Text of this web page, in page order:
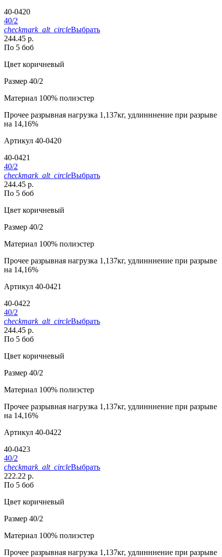
40-0420
40/2
checkmark_alt_circleВыбрать
244.45 р.
По 5 боб
Цвет коричневый
Размер 40/2
Материал 100% полиэстер
Прочее разрывная нагрузка 1,137кг, удлинннение при разрыве
на 14,16%
Артикул 40-0420
40-0421
40/2
checkmark_alt_circleВыбрать
244.45 р.
По 5 боб
Цвет коричневый
Размер 40/2
Материал 100% полиэстер
Прочее разрывная нагрузка 1,137кг, удлинннение при разрыве
на 14,16%
Артикул 40-0421
40-0422
40/2
checkmark_alt_circleВыбрать
244.45 р.
По 5 боб
Цвет коричневый
Размер 40/2
Материал 100% полиэстер
Прочее разрывная нагрузка 1,137кг, удлинннение при разрыве
на 14,16%
Артикул 40-0422
40-0423
40/2
checkmark_alt_circleВыбрать
222.22 р.
По 5 боб
Цвет коричневый
Размер 40/2
Материал 100% полиэстер
Прочее разрывная нагрузка 1,137кг, удлинннение при разрыве